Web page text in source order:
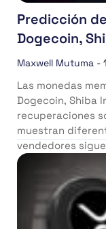
Predicción
Dogecoin,
Maxwell Mutuma -
Las monedas
Dogecoin, Shiba
recuperaciones
muestran
vendedores